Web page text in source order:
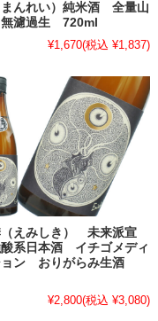
まんれい）純米酒 全量山
濾過生 720ml
¥1,670(税込 ¥1,837)
（えみしき） 未来派宣
系日本酒 イチゴメディ
ョン おりがらみ生酒
¥2,800(税込 ¥3,080)